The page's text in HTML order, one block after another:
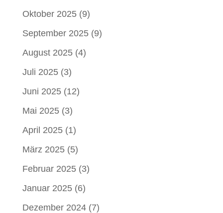
Oktober 2025(9)
September 2025(9)
August 2025(4)
Juli 2025(3)
Juni 2025(12)
Mai 2025(3)
April 2025(1)
März 2025(5)
Februar 2025(3)
Januar 2025(6)
Dezember 2024(7)